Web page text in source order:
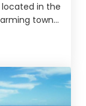
in the
town
is full of
and
once a
now
stay in for
most